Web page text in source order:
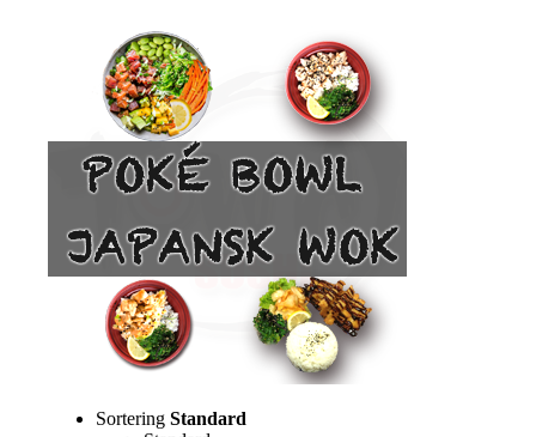
SorteringStandard